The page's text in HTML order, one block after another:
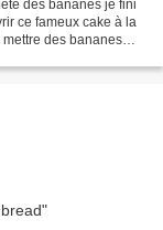
des bananes je fini
ce fameux cake à la
des bananes